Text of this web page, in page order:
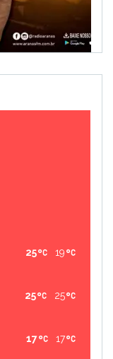
19
25
25
25
17
17